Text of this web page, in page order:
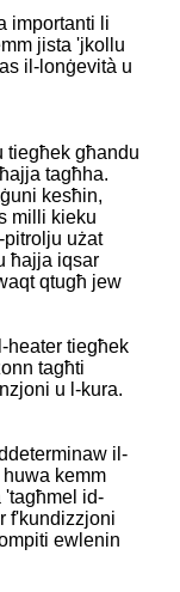
importanti li
jista 'jkollu
il-lonġevità u
tiegħek għandu
tagħha.
kesħin,
milli kieku
pitrolju użat
ħajja iqsar
qtugħ jew
heater tiegħek
tagħti
u l-kura.
il-
kemm
'tagħmel id-
f'kundizzjoni
ewlenin